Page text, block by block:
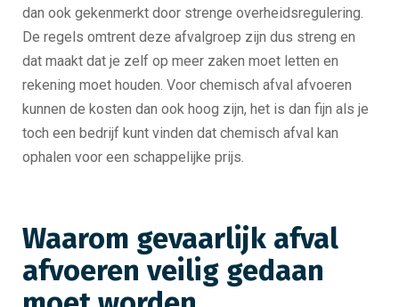
dan ook gekenmerkt door strenge overheidsregulering.
De regels omtrent deze afvalgroep zijn dus streng en
dat maakt dat je zelf op meer zaken moet letten en
rekening moet houden. Voor chemisch afval afvoeren
kunnen de kosten dan ook hoog zijn, het is dan fijn als je
toch een bedrijf kunt vinden dat chemisch afval kan
ophalen voor een schappelijke prijs.
Waarom gevaarlijk afval
afvoeren veilig gedaan